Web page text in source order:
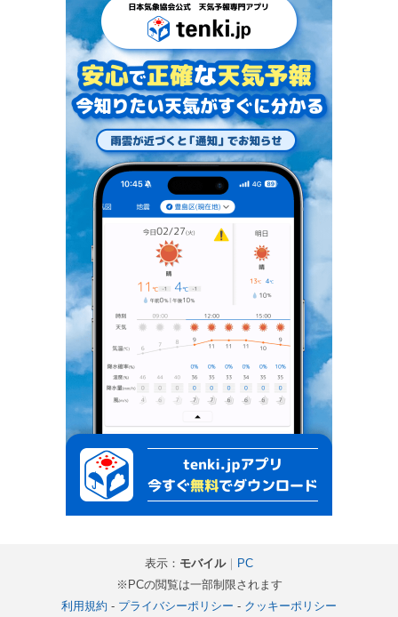
表示： モバイル｜
PC
※PCの閲覧は一部制限されます
利用規約 - プライバシーポリシー - クッキーポリシー